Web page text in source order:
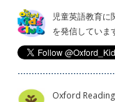
児童英語教育に
を発信していま
Oxford